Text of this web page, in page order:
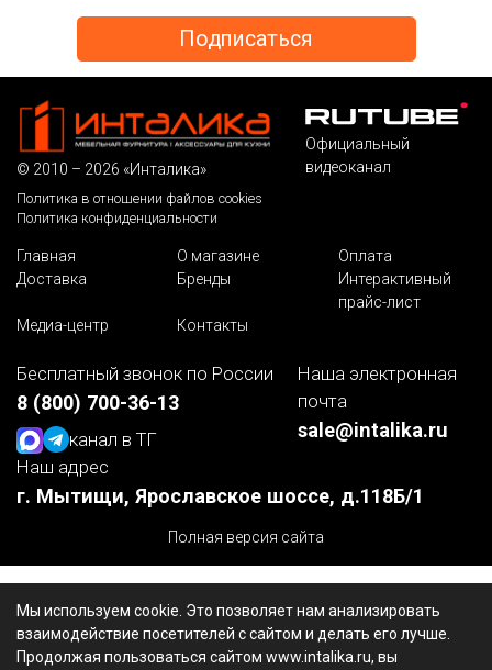
Мы используем cookie. Это позволяет нам анализировать
взаимодействие посетителей с сайтом и делать его лучше.
Продолжая пользоваться сайтом www.intalika.ru, вы
© 2010 – 2026 «Инталика»
Политика в отношении файлов cookies
Политика конфиденциальности
Официальный
видеоканал
Главная О магазине
Оплата
Доставка
Бренды
Интерактивный
прайс-лист
Медиа-центр
Контакты
Бесплатный звонок по России
8 (800) 700-36-13
канал в ТГ
Наша электронная
почта
sale@intalika.ru
Наш адрес
г. Мытищи, Ярославское шоссе, д.118Б/1
Полная версия сайта